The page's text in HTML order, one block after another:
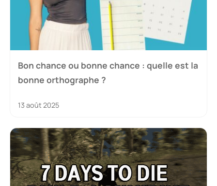
Bon chance ou bonne chance : quelle est la
bonne orthographe ?
13 août 2025